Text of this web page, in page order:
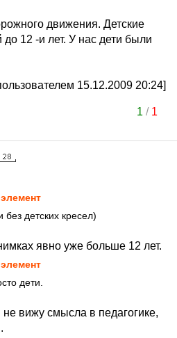
движения. Детские
12 -и лет. У нас дети были
15.12.2009 20:24]
1 / 1
детских кресел)
явно уже больше 12 лет.
дети.
не вижу смысла в педагогике,